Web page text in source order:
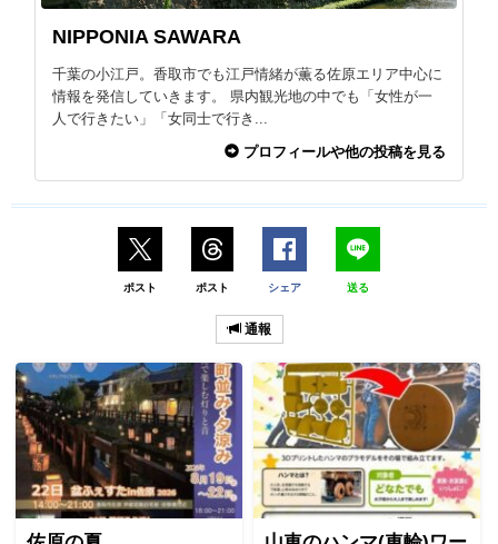
NIPPONIA SAWARA
千葉の小江戸。香取市でも江戸情緒が薫る佐原エリア中心に
情報を発信していきます。 県内観光地の中でも「女性が一
人で行きたい」「女同士で行き...
プロフィールや他の投稿を見る
ポスト ポスト シェア 送る
通報